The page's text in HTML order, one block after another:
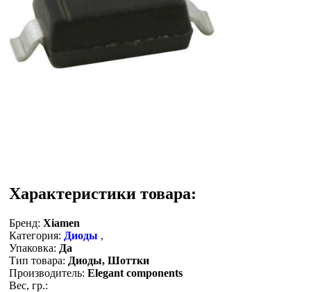
Характеристики товара:
Бренд: Xiamen
Категория: Диоды ,
Упаковка: Да
Тип товара: Диоды, Шоттки
Производитель: Elegant components
Вес, гр.: